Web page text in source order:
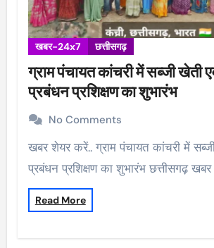
खबर-24x7 छत्तीसगढ़
ग्राम पंचायत कांचरी में सब्जी खेती
प्रबंधन प्रशिक्षण का शुभारंभ
No Comments
खबर शेयर करें.. ग्राम पंचायत कांचरी में सब्जी खेती एवं नर्सरी
प्रबंधन प्रशिक्षण का शुभारंभ छत्तीसगढ़
Read More